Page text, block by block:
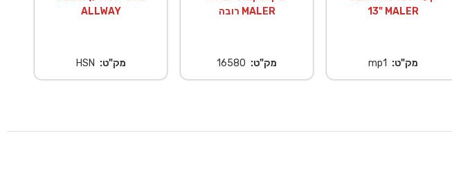
"13 MALER
מק"ט: mp1
רובה MALER
מק"ט: 16580
ALLWAY
מק"ט: HSN